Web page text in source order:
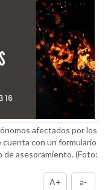
afectados por los
con un formulario
asesoramiento.(Foto:
A+
a-